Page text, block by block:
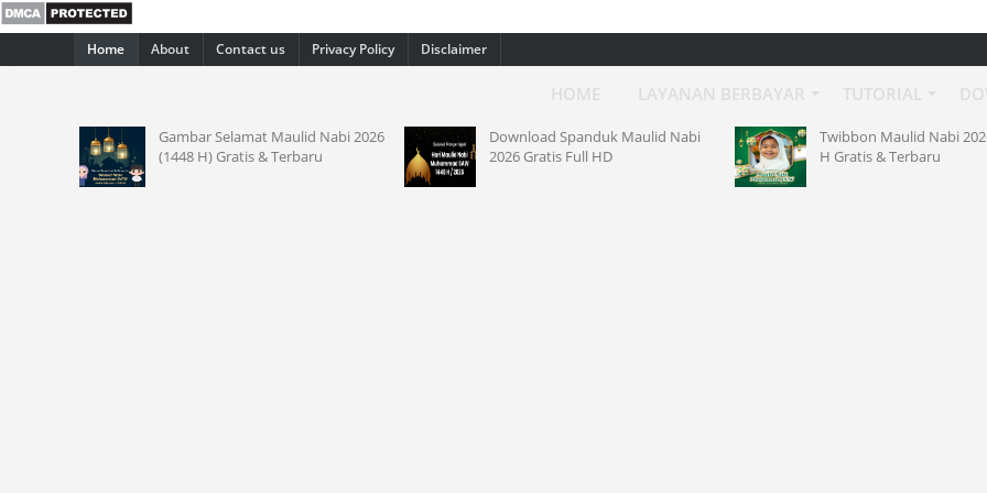
Home About Contact us Privacy Policy Disclaimer
Selamat Maulid Nabi 2026
H) Gratis & Terbaru
Download Spanduk Maulid Nabi
2026 Gratis Full HD
Twibbon Maulid Nabi 2026 ke 1448
H Gratis & Terbaru